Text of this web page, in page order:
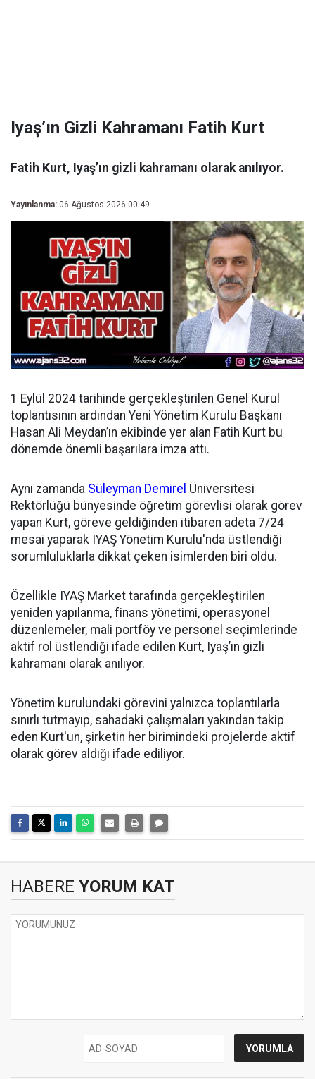
Iyaş’ın Gizli Kahramanı Fatih Kurt
Fatih Kurt, Iyaş’ın gizli kahramanı olarak anılıyor.
Yayınlanma: 06 Ağustos 2026 00:49
1 Eylül 2024 tarihinde gerçekleştirilen Genel Kurul
toplantısının ardından Yeni Yönetim Kurulu Başkanı
Hasan Ali Meydan’ın ekibinde yer alan Fatih Kurt bu
dönemde önemli başarılara imza attı.
Aynı zamanda Süleyman Demirel Üniversitesi
Rektörlüğü bünyesinde öğretim görevlisi olarak görev
yapan Kurt, göreve geldiğinden itibaren adeta 7/24
mesai yaparak IYAŞ Yönetim Kurulu'nda üstlendiği
sorumluluklarla dikkat çeken isimlerden biri oldu.
Özellikle IYAŞ Market tarafında gerçekleştirilen
yeniden yapılanma, finans yönetimi, operasyonel
düzenlemeler, mali portföy ve personel seçimlerinde
aktif rol üstlendiği ifade edilen Kurt, Iyaş’ın gizli
kahramanı olarak anılıyor.
Yönetim kurulundaki görevini yalnızca toplantılarla
sınırlı tutmayıp, sahadaki çalışmaları yakından takip
eden Kurt'un, şirketin her birimindeki projelerde aktif
olarak görev aldığı ifade ediliyor.
HABERE YORUM KAT